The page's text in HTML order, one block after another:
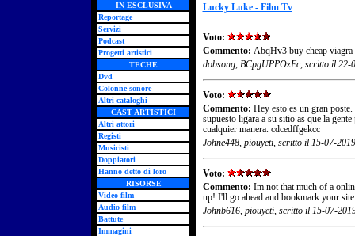
IN ESCLUSIVA
Reportage
Servizi
Podcast
Progetti artistici
TECHE
Dvd
Colonne sonore
Altri cataloghi
CAST ARTISTICI
Altri attori
Registi
Musicisti
Doppiatori
Hanno detto di loro
RISORSE
Video film
Audio film
Battute
Immagini
Lucky Luke - Film Tv
Voto:
Commento: AbqHv3 buy cheap viagra
dobsong, BCpgUPPOzEc, scritto il 22-
Voto:
Commento: Hey esto es un gran
supuesto ligara a su sitio as que la
cualquier manera. cdcedffgekcc
Johne448, piouyeti, scritto il 15-07-2019
Voto:
Commento: Im not that much of a
up! I'll go ahead and bookmark your
Johnb616, piouyeti, scritto il 15-07-